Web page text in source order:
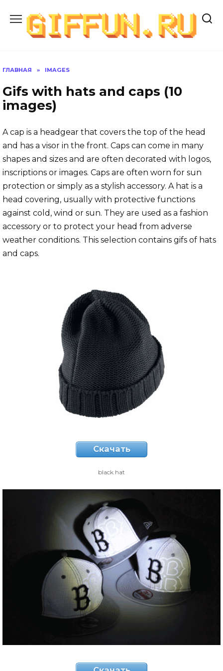
содержанию
ГЛАВНАЯ » IMAGES
Gifs with hats and caps (10
images)
A cap is a headgear that covers the top of the head
and has a visor in the front. Caps can come in many
shapes and sizes and are often decorated with logos,
inscriptions or images. Caps are often worn for sun
protection or simply as a stylish accessory. A hat is a
head covering, usually with protective functions
against cold, wind or sun. They are used as a fashion
accessory or to protect your head from adverse
weather conditions. This selection contains gifs of hats
and caps.
Скачать
black hat